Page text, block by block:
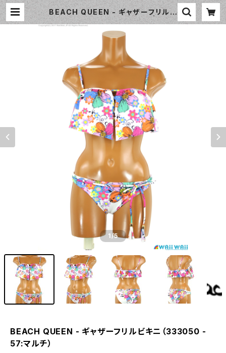
BEACH QUEEN - ギャザーフリルビ
キニ（333050 - 57:マルチ） | Waii
Waii Swimwear Shop（ワイワイ
水着）
1/5
BEACH QUEEN - ギャザーフリルビキニ（333050 -
57:マルチ）